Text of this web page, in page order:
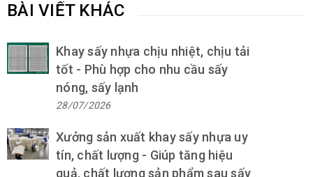
BÀI VIẾT KHÁC
Khay sấy nhựa chịu nhiệt, chịu tải
tốt - Phù hợp cho nhu cầu sấy
nóng, sấy lạnh
28/07/2026
Xưởng sản xuất khay sấy nhựa uy
tín, chất lượng - Giúp tăng hiệu
quả, chất lượng sản phẩm sau sấy